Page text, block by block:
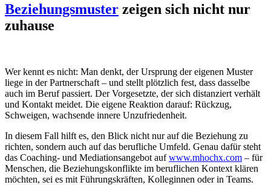
Beziehungsmuster zeigen sich nicht nur
zuhause
Wer kennt es nicht: Man denkt, der Ursprung der eigenen Muster
liege in der Partnerschaft – und stellt plötzlich fest, dass dasselbe
auch im Beruf passiert. Der Vorgesetzte, der sich distanziert verhält
und Kontakt meidet. Die eigene Reaktion darauf: Rückzug,
Schweigen, wachsende innere Unzufriedenheit.
In diesem Fall hilft es, den Blick nicht nur auf die Beziehung zu
richten, sondern auch auf das berufliche Umfeld. Genau dafür steht
das Coaching- und Mediationsangebot aufwww.mhochx.com – für
Menschen, die Beziehungskonflikte im beruflichen Kontext klären
möchten, sei es mit Führungskräften, Kolleginnen oder in Teams.